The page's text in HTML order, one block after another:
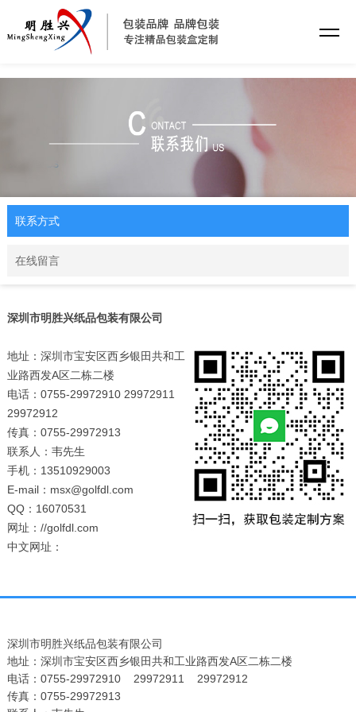
乐动·网站注册
联系方式
在线留言
深圳市明胜兴纸品包装有限公司
地址：深圳市宝安区西乡银田共和工
业路西发A区二栋二楼
电话：0755-29972910 29972911
29972912
传真：0755-29972913
联系人：韦先生
手机：13510929003
E-mail：msx@golfdl.com
QQ：16070531
网址：//golfdl.com
中文网址：
深圳市明胜兴纸品包装有限公司
地址：深圳市宝安区西乡银田共和工业路西发A区二栋二楼
电话：0755-29972910 29972911 29972912
传真：0755-29972913